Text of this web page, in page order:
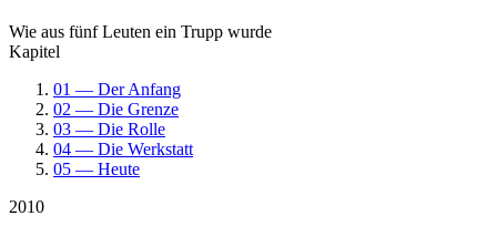
Wie aus fünf Leuten ein Trupp wurde
Kapitel
01 — Der Anfang
02 — Die Grenze
03 — Die Rolle
04 — Die Werkstatt
05 — Heute
2010